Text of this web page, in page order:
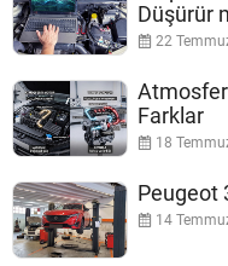
Düşürür
22
Farklar
18
Peugeot
14